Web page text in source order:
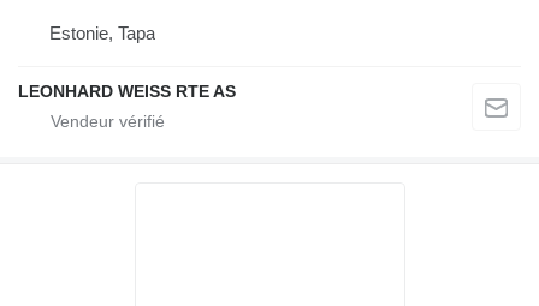
Estonie, Tapa
LEONHARD WEISS RTE AS